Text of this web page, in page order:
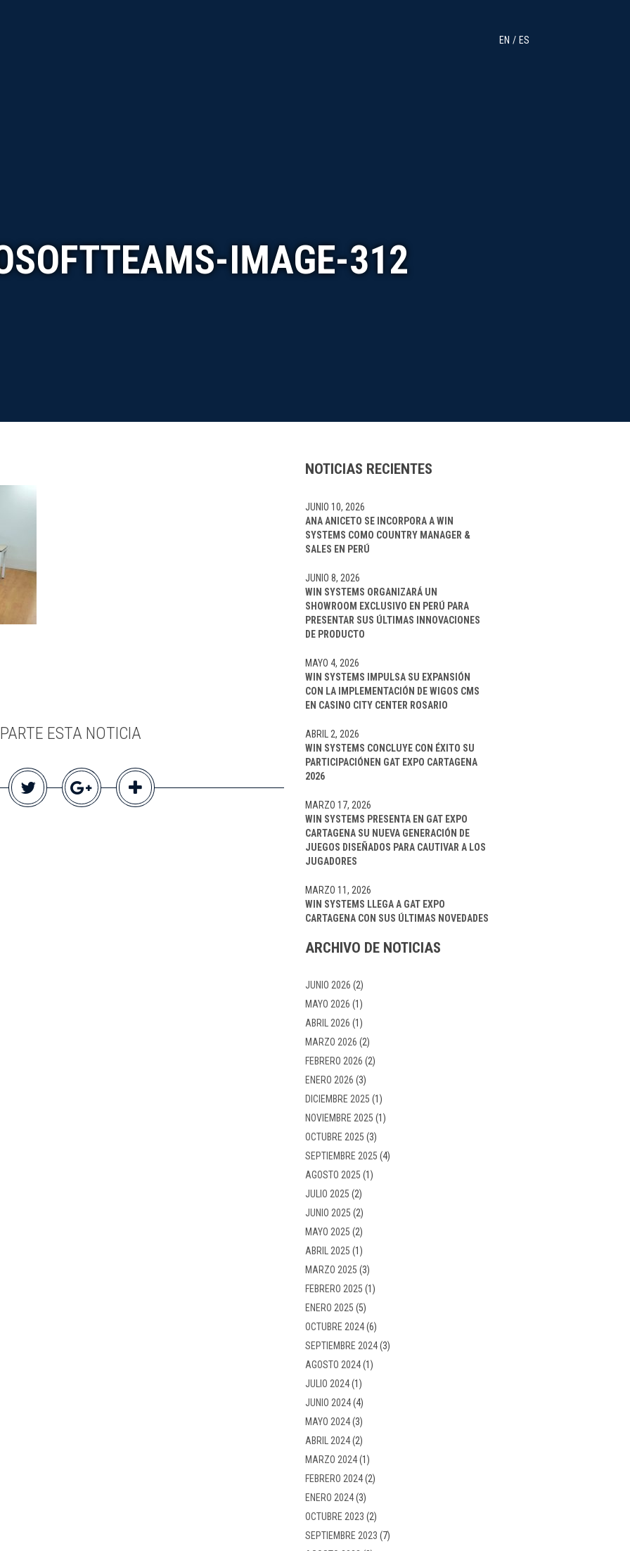
EN ES
IMAGE-312
ESTA NOTICIA
NOTICIAS RECIENTES
ANA ANICETO SE INCORPORA A WIN
SYSTEMS COMO COUNTRY MANAGER &
SALES EN PERÚ
JUNIO 10, 2026
WIN SYSTEMS ORGANIZARÁ UN
SHOWROOM EXCLUSIVO EN PERÚ PARA
PRESENTAR SUS ÚLTIMAS INNOVACIONES
DE PRODUCTO
JUNIO 8, 2026
WIN SYSTEMS IMPULSA SU EXPANSIÓN
CON LA IMPLEMENTACIÓN DE WIGOS CMS
EN CASINO CITY CENTER ROSARIO
MAYO 4, 2026
WIN SYSTEMS CONCLUYE CON ÉXITO SU
PARTICIPACIÓNEN GAT EXPO CARTAGENA
2026
ABRIL 2, 2026
WIN SYSTEMS PRESENTA EN GAT EXPO
CARTAGENA SU NUEVA GENERACIÓN DE
JUEGOS DISEÑADOS PARA CAUTIVAR A LOS
JUGADORES
MARZO 17, 2026
WIN SYSTEMS LLEGA A GAT EXPO
CARTAGENA CON SUS ÚLTIMAS NOVEDADES
MARZO 11, 2026
ARCHIVO DE NOTICIAS
JUNIO 2026 (2)
MAYO 2026 (1)
ABRIL 2026 (1)
MARZO 2026 (2)
FEBRERO 2026 (2)
ENERO 2026 (3)
DICIEMBRE 2025 (1)
NOVIEMBRE 2025 (1)
OCTUBRE 2025 (3)
SEPTIEMBRE 2025 (4)
AGOSTO 2025 (1)
JULIO 2025 (2)
JUNIO 2025 (2)
MAYO 2025 (2)
ABRIL 2025 (1)
MARZO 2025 (3)
FEBRERO 2025 (1)
ENERO 2025 (5)
OCTUBRE 2024(6)
SEPTIEMBRE 2024(3)
AGOSTO 2024(1)
JULIO 2024(1)
JUNIO 2024(4)
MAYO 2024(3)
ABRIL 2024(2)
MARZO 2024(1)
FEBRERO 2024(2)
ENERO 2024(3)
OCTUBRE 2023 (2)
SEPTIEMBRE 2023 (7)